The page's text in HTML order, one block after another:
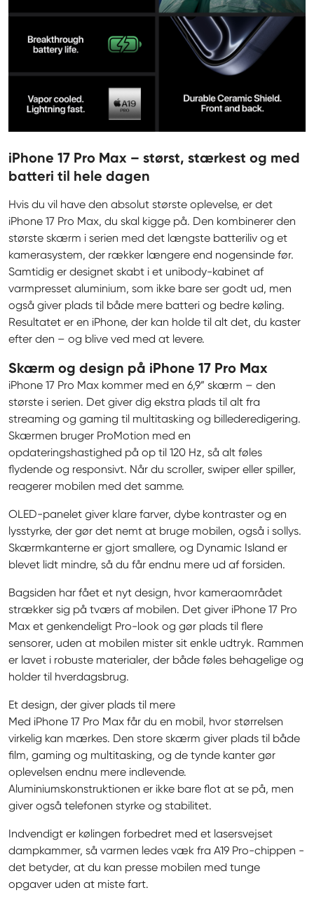
iPhone 17 Pro Max – størst, stærkest og med
batteri til hele dagen
Hvis du vil have den absolut største oplevelse, er det
iPhone 17 Pro Max, du skal kigge på. Den kombinerer den
største skærm i serien med det længste batteriliv og et
kamerasystem, der rækker længere end nogensinde før.
Samtidig er designet skabt i et unibody-kabinet af
varmpresset aluminium, som ikke bare ser godt ud, men
også giver plads til både mere batteri og bedre køling.
Resultatet er en iPhone, der kan holde til alt det, du kaster
efter den – og blive ved med at levere.
Skærm og design på iPhone 17 Pro Max
iPhone 17 Pro Max kommer med en 6,9” skærm – den
største i serien. Det giver dig ekstra plads til alt fra
streaming og gaming til multitasking og billederedigering.
Skærmen bruger ProMotion med en
opdateringshastighed på op til 120 Hz, så alt føles
flydende og responsivt. Når du scroller, swiper eller spiller,
reagerer mobilen med det samme.
OLED-panelet giver klare farver, dybe kontraster og en
lysstyrke, der gør det nemt at bruge mobilen, også i sollys.
Skærmkanterne er gjort smallere, og Dynamic Island er
blevet lidt mindre, så du får endnu mere ud af forsiden.
Bagsiden har fået et nyt design, hvor kameraområdet
strækker sig på tværs af mobilen. Det giver iPhone 17 Pro
Max et genkendeligt Pro-look og gør plads til flere
sensorer, uden at mobilen mister sit enkle udtryk. Rammen
er lavet i robuste materialer, der både føles behagelige og
holder til hverdagsbrug.
Et design, der giver plads til mere
Med iPhone 17 Pro Max får du en mobil, hvor størrelsen
virkelig kan mærkes. Den store skærm giver plads til både
film, gaming og multitasking, og de tynde kanter gør
oplevelsen endnu mere indlevende.
Aluminiumskonstruktionen er ikke bare flot at se på, men
giver også telefonen styrke og stabilitet.
Indvendigt er kølingen forbedret med et lasersvejset
dampkammer, så varmen ledes væk fra A19 Pro-chippen -
det betyder, at du kan presse mobilen med tunge
opgaver uden at miste fart.